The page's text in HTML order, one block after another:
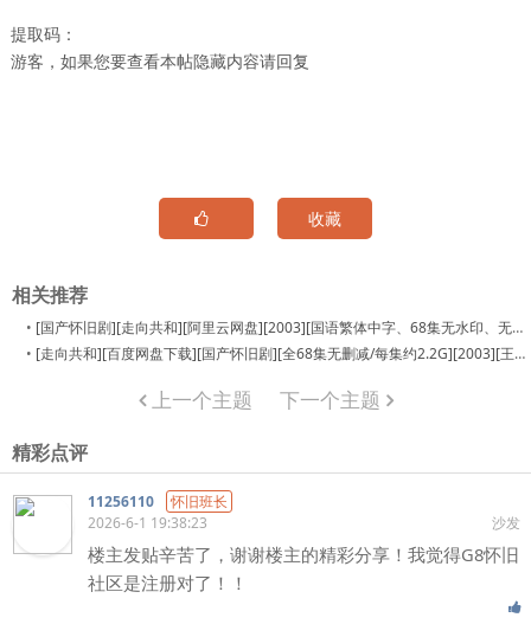
提取码：
游客，如果您要查看本帖隐藏内容请回复
收藏
相关推荐
• [国产怀旧剧][走向共和][阿里云网盘][2003][国语繁体中字、68集无水印、无台标、未删减版][1080P/mkv/共106.5G][王冰 / 吕中]
• [走向共和][百度网盘下载][国产怀旧剧][全68集无删减/每集约2.2G][2003][王冰 / 吕中 / 马少骅][超清修复]
上一个主题 下一个主题
精彩点评
11256110
怀旧班长
沙发
2026-6-1 19:38:23
楼主发贴辛苦了，谢谢楼主的精彩分享！我觉得G8怀旧
社区是注册对了！！